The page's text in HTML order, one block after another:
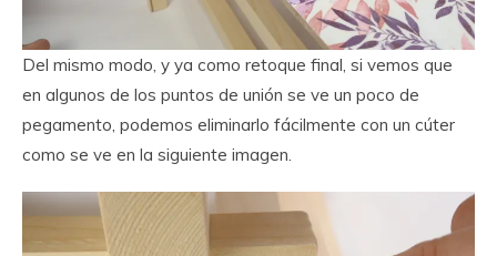
Del mismo modo, y ya como retoque final, si vemos que
en algunos de los puntos de unión se ve un poco de
pegamento, podemos eliminarlo fácilmente con un cúter
como se ve en la siguiente imagen.